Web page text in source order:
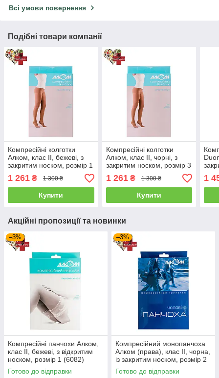
Всі умови повернення
Подібні товари компанії
Компресійні колготки
Алком, клас II, бежеві, з
закритим носком, розмір 1
(70121)
1 261 ₴ 1 300 ₴
Купити
Компресійні колготки
Алком, клас II, чорні, з
закритим носком, розмір 3
(70123)
1 261₴ 1 300 ₴
Купити
1
Акційні пропозиції та новинки
–3%
Компресійні панчохи Алком,
клас II, бежеві, з відкритим
носком, розмір 1 (6082)
Готово до відправки
–3%
Компресійний монопанчоха
Алком (права), клас II, чорна,
із закритим носком, розмір 2
(6062)
Готово до відправки